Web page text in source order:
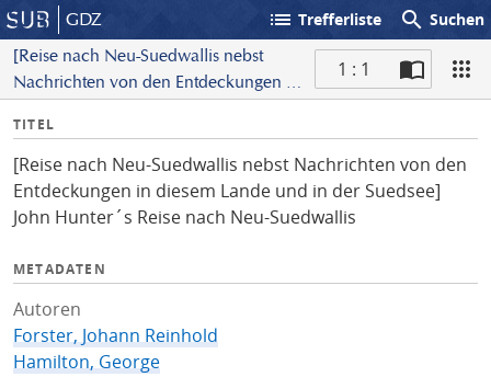
GDZ list Trefferliste search Suchen
[Reise nach Neu-Suedwallis nebst
Nachrichten von den Entdeckungen in
John Hunter´s Reise nach Neu-
Suedwallis
1 : 1
I
f
o
TITEL
[Reise nach Neu-Suedwallis nebst Nachrichten von den
Entdeckungen in diesem Lande und in der Suedsee]
John Hunter´s Reise nach Neu-Suedwallis
METADATEN
Autoren
Forster, Johann Reinhold
Hamilton, George